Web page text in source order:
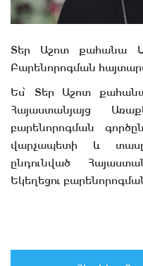
Տեր Աշոտ քահանա
Բարենորոգման
Ես՝ Տեր Աշոտ
Հայաստանյայց
բարենորոգման
վարչապետի և տասը
ընդունված
Եկեղեցու